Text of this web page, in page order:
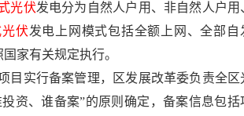
光伏发电分为自然人户用、非自然人户用
伏发电上网模式包括全额上网、全部自
家有关规定执行。
目实行备案管理，区发展改革委负责全区
资、谁备案”的原则确定，备案信息包括